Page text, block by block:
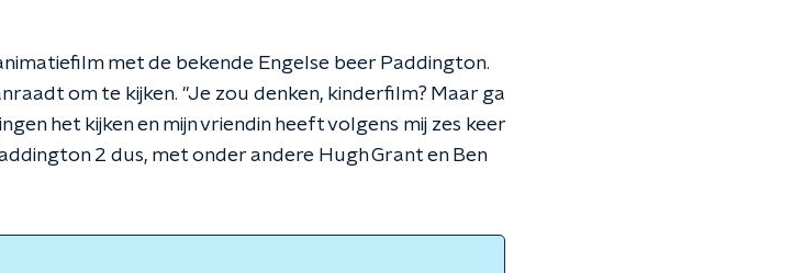
met de bekende Engelse beer Paddington.
om te kijken. "Je zou denken, kinderfilm? Maar ga
het kijken en mijn vriendin heeft volgens mij zes keer
2 dus, met onder andere Hugh Grant en Ben